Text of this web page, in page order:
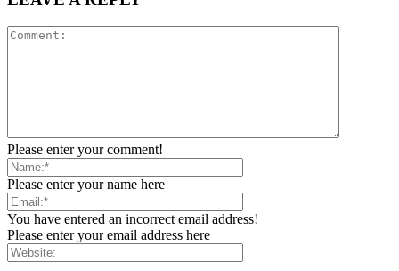
Please enter your comment!
Please enter your name here
You have entered an incorrect email address!
Please enter your email address here